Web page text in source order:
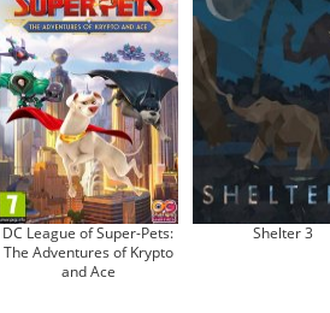
DC League of Super-Pets:
The Adventures of Krypto
and Ace
Shelter 3